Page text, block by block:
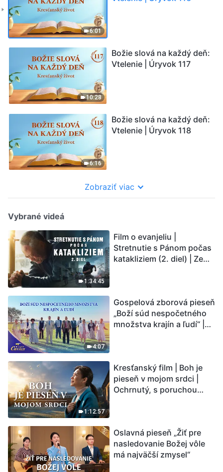
6:01
10:28
Božie slová na každý deň:
Vtelenie | Úryvok 117
6:16
Božie slová na každý deň:
Vtelenie | Úryvok 118
Zobraziť viac
Vybrané videá
1:34:45
Film o evanjeliu |
Stretnutie s Pánom počas
katakliziem (2. diel) | Zem
Ľudstvu sa začína
odpočítavať čas. Našli ste
spôsob, ako prežiť?
4:07
Gospelová zborová pieseň
„Boží súd nespočetného
množstva krajín a ľudí“ |
1:12:57
Kresťanský film | Boh je
pieseň v mojom srdci |
Ochrnutý, s poruchou
Oslavná pieseň „Žiť pre
nasledovanie Božej vôle
má najväčší zmysel“